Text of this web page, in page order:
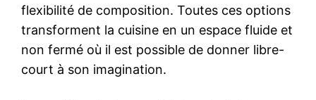
flexibilité de composition. Toutes ces options
transforment la cuisine en un espace fluide et
non fermé où il est possible de donner libre-
court à son imagination.